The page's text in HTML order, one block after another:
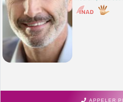
APPELER